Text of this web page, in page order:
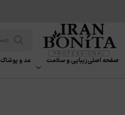
صفحه اصلیزیبایی و سلامت مد و پوشاک